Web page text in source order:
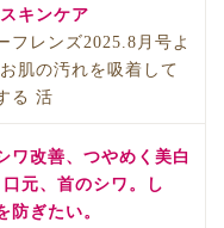
キンケア
フレンズ2025.8月号よ
肌の汚れを吸着して
る 活
ワ改善、つやめく美白
元、首のシワ。し
防ぎたい。